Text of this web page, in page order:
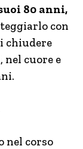
80 anni,
con
chiudere
cuore e
nel corso